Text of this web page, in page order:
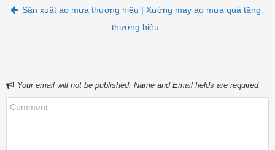
Post navigation
Sản xuất áo mưa thương hiệu | Xưởng may áo mưa quà tặng
thương hiệu
Your email will not be published. Name and Email fields are required